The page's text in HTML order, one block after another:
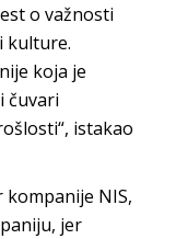
o važnosti
kulture.
koja je
čuvari
istakao
NIS,
jer